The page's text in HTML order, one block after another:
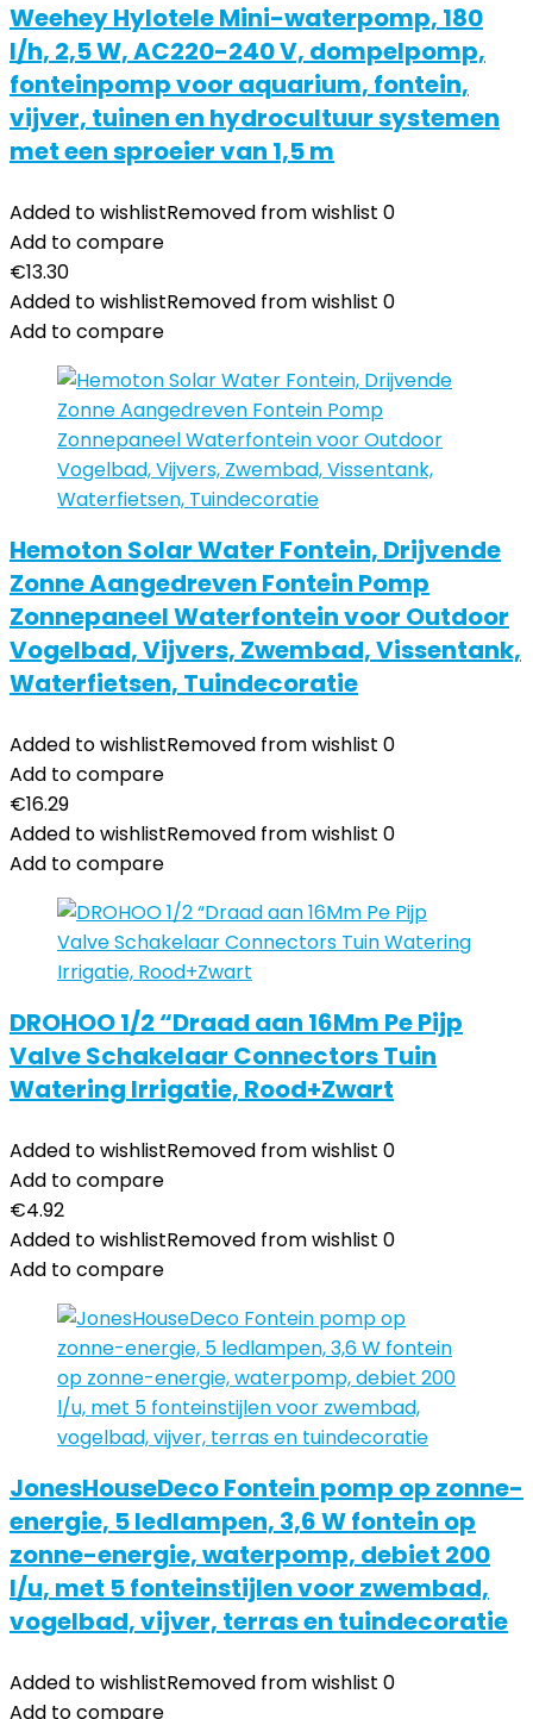
Weehey Hylotele Mini-waterpomp, 180
l/h, 2,5 W, AC220-240 V, dompelpomp,
fonteinpomp voor aquarium, fontein,
vijver, tuinen en hydrocultuur systemen
met een sproeier van 1,5 m
Added to wishlistRemoved from wishlist 0
Add to compare
€13.30
Added to wishlistRemoved from wishlist 0
Add to compare
Hemoton Solar Water Fontein, Drijvende
Zonne Aangedreven Fontein Pomp
Zonnepaneel Waterfontein voor Outdoor
Vogelbad, Vijvers, Zwembad, Vissentank,
Waterfietsen, Tuindecoratie
Added to wishlistRemoved from wishlist 0
Add to compare
€16.29
Added to wishlistRemoved from wishlist 0
Add to compare
DROHOO 1/2 “Draad aan 16Mm Pe Pijp
Valve Schakelaar Connectors Tuin
Watering Irrigatie, Rood+Zwart
Added to wishlistRemoved from wishlist 0
Add to compare
€4.92
Added to wishlistRemoved from wishlist 0
Add to compare
JonesHouseDeco Fontein pomp op zonne-
energie, 5 ledlampen, 3,6 W fontein op
zonne-energie, waterpomp, debiet 200
l/u, met 5 fonteinstijlen voor zwembad,
vogelbad, vijver, terras en tuindecoratie
Added to wishlistRemoved from wishlist 0
Add to compare